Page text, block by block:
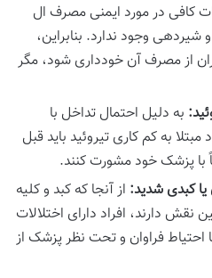
کافی در مورد ایمنی مصرف ال
شیردهی وجود ندارد. بنابراین،
از مصرف آن خودداری شود، مگر
به دلیل احتمال تداخل با
به کم کاری تیروئید باید قبل
با پزشک خود مشورت کنند.
یا کبدی شدید: از آنجا که کبد و کلیه
نقش دارند، افراد دارای اختلالات
احتیاط فراوان و تحت نظر پزشک از